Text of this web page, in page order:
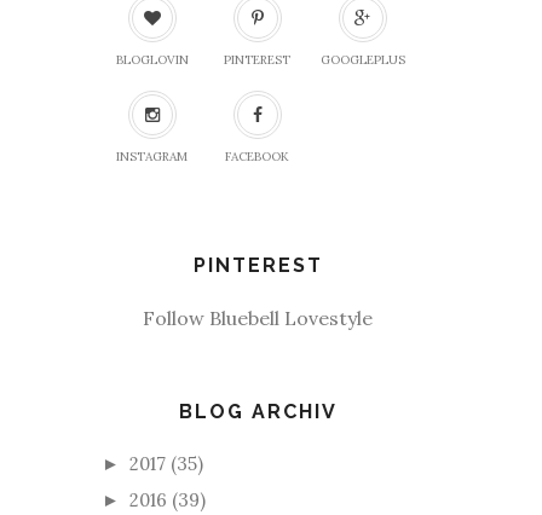
BLOGLOVIN PINTEREST GOOGLEPLUS
INSTAGRAM FACEBOOK
PINTEREST
Follow Bluebell Lovestyle
BLOG ARCHIV
► 2017 (35)
► 2016 (39)